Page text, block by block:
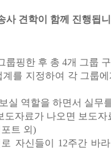
사 견학이 함께 진행됩
룹핑한 후 총 4개 그룹
를 지정하여 각 그룹
실 역할을 하면서 실무
도자료가 나오면 보도자
트 외)
자신들이 12주간 바